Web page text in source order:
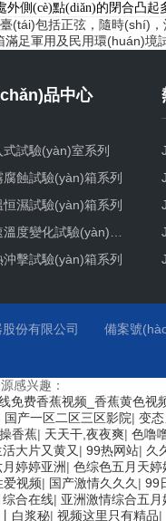
外側(cè)點(diǎn)的閉合凸
包括正弦，隨時
滿足軍用及民用環(huán)境
品中心
式試驗(yàn)室系列
腐蝕試驗(yàn)箱系列
恒濕試驗(yàn)箱系列
沖擊試驗(yàn)箱系列
烤箱系列
步入式恒溫恒濕試驗(yàn)室系列
(yǎng)箱系列
力學(xué)類試驗(yàn)設(shè)備系列
汽車專用環(huán)境試驗(yàn)箱系列
股份有限公司
備案號
感兴趣：
免费香蕉视频_香蕉黄色视
国产一区二区三区影院| 变
香蕉| 天天干,夜夜爽| 色噜
大片又黄又 | 99热网站| 久
婷婷亚洲| 色综色五月天婷
爱视频| 国产激情久久久 | 99
合在线| 亚洲激情综合五月
白浆秘| 视频这里只有精品|